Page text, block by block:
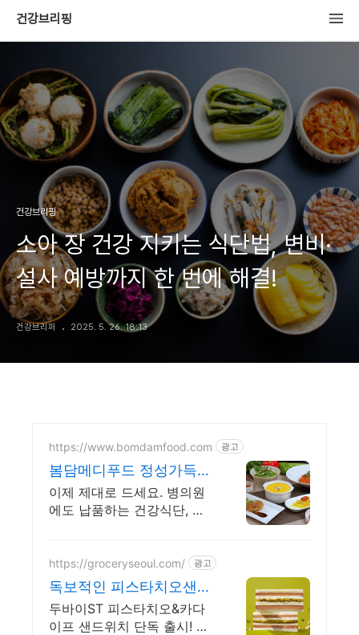
건강브리핑
건강브리핑
소아 장 건강 지키는 식단법, 변비·
설사 예방까지 한 번에 해결!
건강브리퍼 2025. 5. 26. 18:13
https://www.bomdamfood.com 광고
봄담메디푸드 정성가득식
단
이제 제대로 드세요. 병의원
에도 납품하는 건강식단, 항
https://groceryseoul.com/ 광고
독보적인 피스타치오샌드
출시 신규회원 1만원 쿠폰
팩 증정
두바이ST 피스타치오&카다
이프 샌드위치 단독 출시! 런